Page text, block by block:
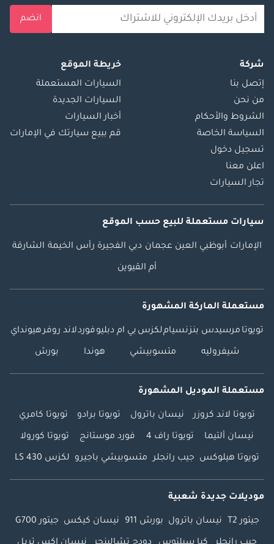
انضم
شركة
إتصل بنا
من نحن
الشروط والأحكام
السياسة الخاصة
تسجيل دخول
اعلن معنا
تجار السيارات
خريطة الموقع
السيارات المستعملة
السيارات الجديدة
أخبار السيارات
قم ببيع سيارتك في الإمارات
سيارات مستعملة للبيع حسب الموقع
الإمارات أبوظبي العين عجمان دبي الفجيرة رأس الخيمة الشارقة
أم القيوين
مستعملة الماركة المشهورة
تويوتا مرسيدس بنزنسياملكزس بي ام دبليوفوردلاند روفرهيونداي
شيفروليه متسوبيشي هوندا بورش
مستعملة الموديل المشهورة
تويوتا لاند كروزر نيسان باترول تويوتا برادو تويوتا كامري
نيسان ألتيما تويوتا راف 4 فورد موستانج تويوتا كورولا
تويوتا هيلوكس جيب رانجلر متسوبيشي باجيرو لكزس LS 430
موديلات جديدة شعبية
جيتور T2 نيسان باترول بورش 911 نيسان كيكس جيتور G700